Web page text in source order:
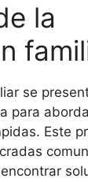
la
se
para
Este